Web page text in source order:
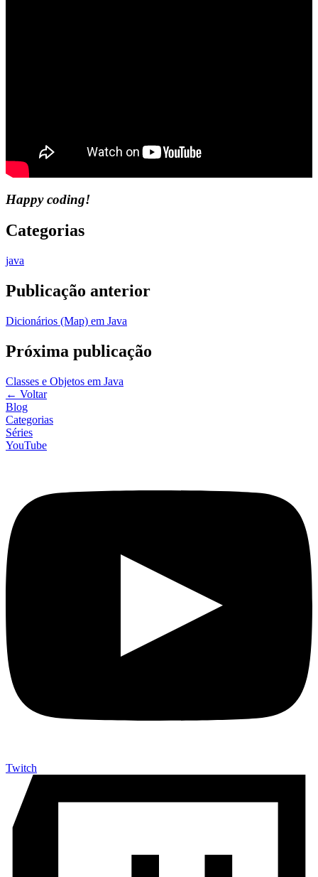
Happy coding!
Categorias
java
Publicação anterior
Dicionários (Map) em Java
Próxima publicação
Classes e Objetos em Java
← Voltar
Blog
Categorias
Séries
YouTube
Twitch